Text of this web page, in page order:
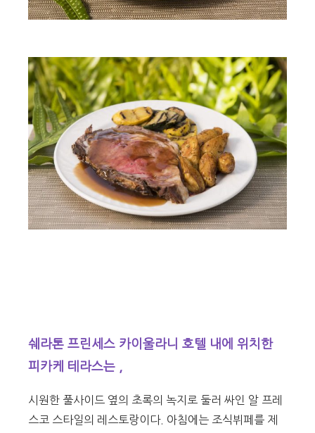
쉐라톤 프린세스 카이울라니 호텔 내에 위치한
피카케 테라스는 ,
시원한 풀사이드 옆의 초록의 녹지로 둘러 싸인 알 프레
스코 스타일의 레스토랑이다. 아침에는 조식뷔페를 제